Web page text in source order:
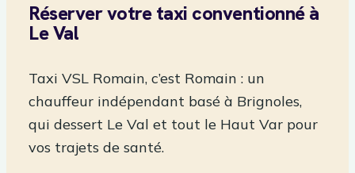
Réserver votre taxi conventionné à
Le Val
Taxi VSL Romain, c’est Romain : un
chauffeur indépendant basé à Brignoles,
qui dessert Le Val et tout le Haut Var pour
vos trajets de santé.